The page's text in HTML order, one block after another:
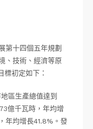
第十四個五年規劃
、技術、經濟等原
標初定如下：
區生產總值達到
億千瓦時，年均增
年均增長41.8%。發